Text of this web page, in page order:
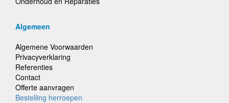
Algemeen
Algemene Voorwaarden
Privacyverklaring
Referenties
Contact
Offerte aanvragen
Bestelling herroepen